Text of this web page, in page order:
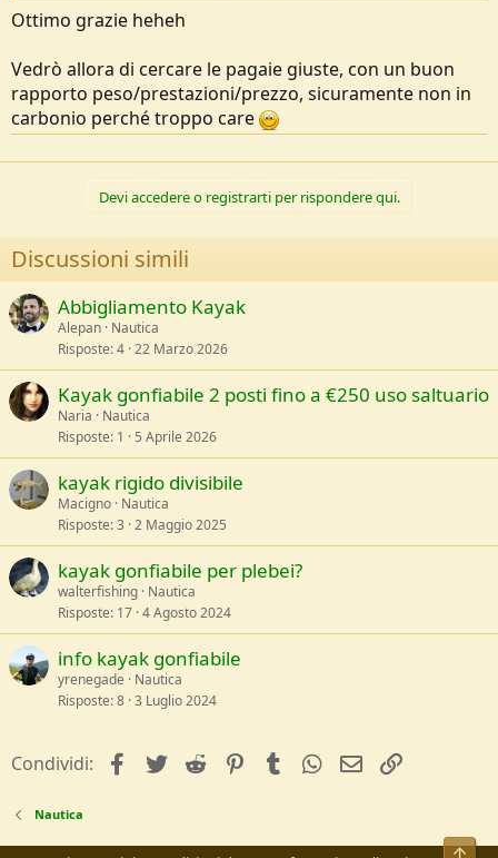
Ottimo grazie heheh
Vedrò allora di cercare le pagaie giuste, con un buon
rapporto peso/prestazioni/prezzo, sicuramente non in
carbonio perché troppo care
Devi accedere o registrarti per rispondere qui.
Discussioni simili
Abbigliamento Kayak
Alepan Nautica
Risposte 4 22 Marzo 2026
Kayak gonfiabile 2 posti fino a €250 uso saltuario
Naria
Nautica
Risposte 1 5 Aprile 2026
kayak rigido divisibile
Macigno Nautica
Risposte 3 2 Maggio 2025
kayak gonfiabile per plebei?
walterfishing Nautica
Risposte 17 4 Agosto 2024
info kayak gonfiabile
yrenegade
Nautica
Risposte 8 3 Luglio 2024
Condividi: facebookTwitterReddit PinterestTumblrWhatsApp
e-mail
Nautica
Alto